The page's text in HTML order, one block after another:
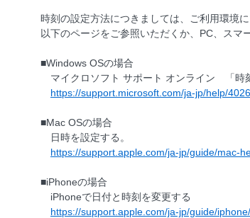
時刻の設定方法につきましては、ご利用環境に
以下のページをご参照いただくか、PC、スマ
■Windows OSの場合
マイクロソフト サポート オンライン 「時
https://support.microsoft.com/ja-jp/help/
■Mac OSの場合
日時を設定する。
https://support.apple.com/ja-jp/guide/mac-
■iPhoneの場合
iPhoneで日付と時刻を変更する
https://support.apple.com/ja-jp/guide/